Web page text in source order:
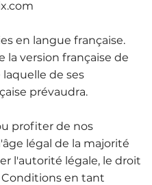
en langue française.
la version française de
de ses
prévaudra.
profiter de nos
légal de la majorité
l'autorité légale, le droit
en tant